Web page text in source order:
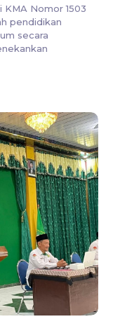
Nomor 1503
pendidikan
secara